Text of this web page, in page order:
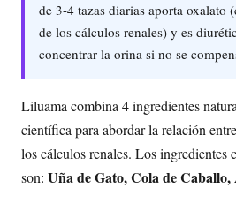
de 3-4 tazas diarias aporta oxalato
de los cálculos renales) y es
concentrar la orina si no se
Liluama combina 4 ingredientes
científica para abordar la relación
los cálculos renales. Los ingredientes
son: Uña de Gato, Cola de